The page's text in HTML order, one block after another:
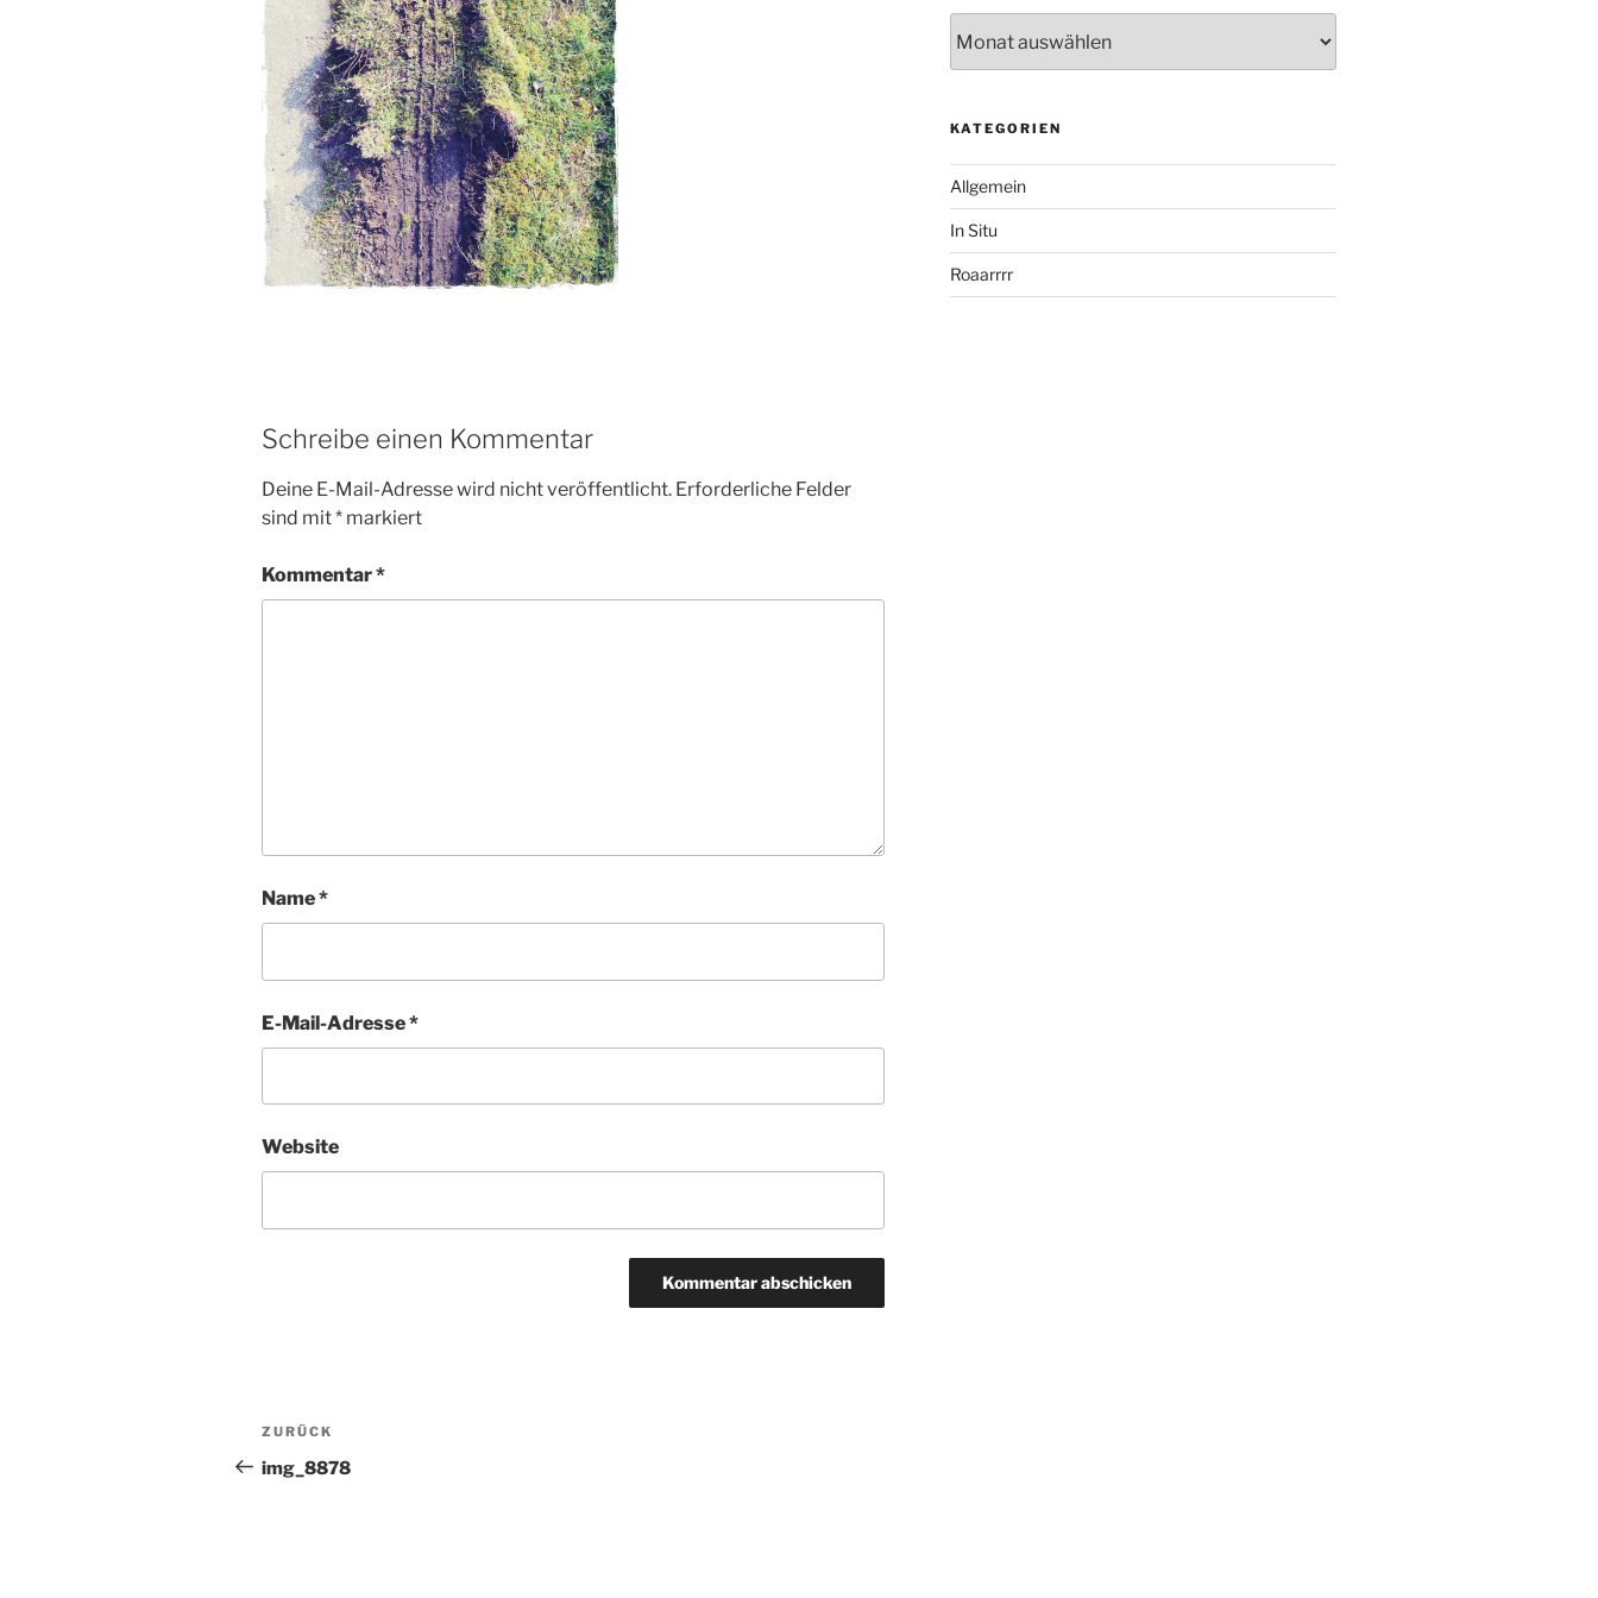
Schreibe einen Kommentar
Deine E-Mail-Adresse wird nicht veröffentlicht. Erforderliche Felder
sind mit* markiert
Kommentar*
Name*
E-Mail-Adresse*
Website
Beitragsnavigation
Vorheriger
Beitrag
ZURÜCK
img_8878
KATEGORIEN
Allgemein
In Situ
Roaarrrr